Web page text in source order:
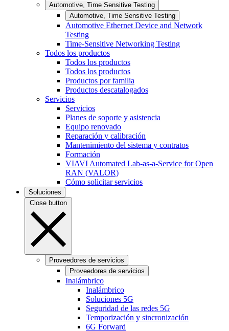
Automotive, Time Sensitive Testing
Automotive, Time Sensitive Testing
Automotive Ethernet Device and Network
Testing
Time-Sensitive Networking Testing
Todos los productos
Todos los productos
Todos los productos
Productos por familia
Productos descatalogados
Servicios
Servicios
Planes de soporte y asistencia
Equipo renovado
Reparación y calibración
Mantenimiento del sistema y contratos
Formación
VIAVI Automated Lab-as-a-Service for Open
RAN (VALOR)
Cómo solicitar servicios
Soluciones
Close button
Proveedores de servicios
Proveedores de servicios
Inalámbrico
Inalámbrico
Soluciones 5G
Seguridad de las redes 5G
Temporización y sincronización
6G Forward